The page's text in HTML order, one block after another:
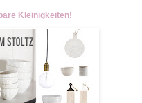
Kleinigkeiten!